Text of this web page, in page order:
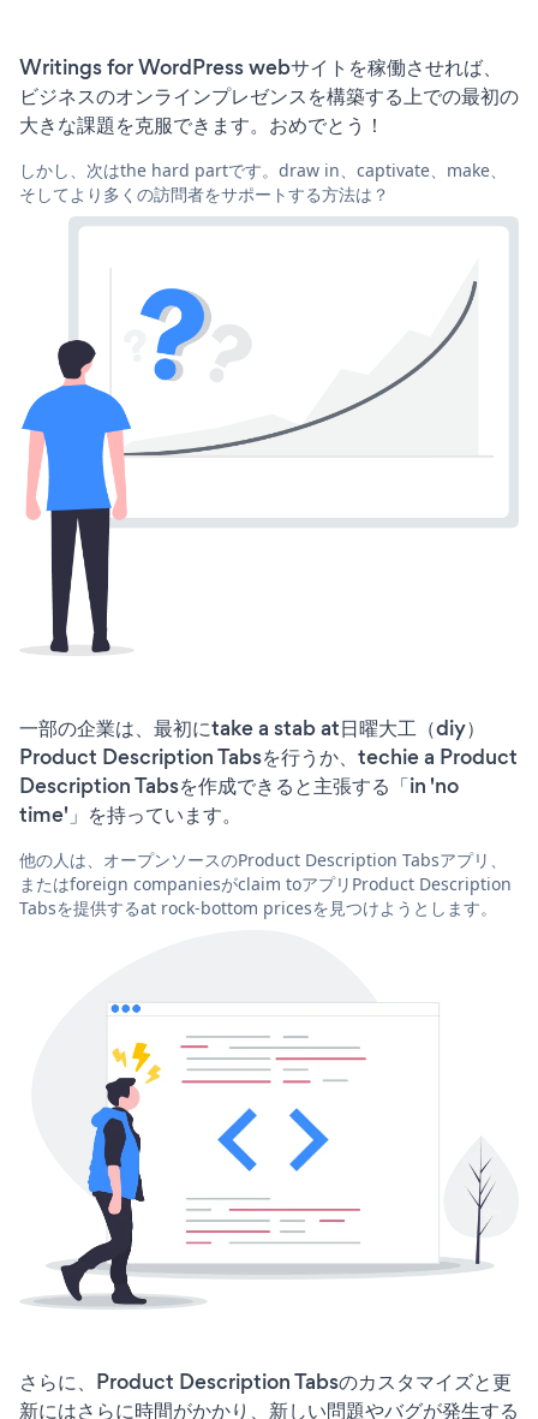
Writings for WordPress webサイトを稼働させれば、
ビジネスのオンラインプレゼンスを構築する上での最初の
大きな課題を克服できます。おめでとう！
しかし、次はthe hard partです。draw in、captivate、make、
そしてより多くの訪問者をサポートする方法は？
一部の企業は、最初にtake a stab at日曜大工（diy）
Product Description Tabsを行うか、techie a Product
Description Tabsを作成できると主張する「in 'no
time'」を持っています。
他の人は、オープンソースのProduct Description Tabsアプリ、
またはforeign companiesがclaim toアプリProduct Description
Tabsを提供するat rock-bottom pricesを見つけようとします。
さらに、Product Description Tabsのカスタマイズと更
新にはさらに時間がかかり、新しい問題やバグが発生する